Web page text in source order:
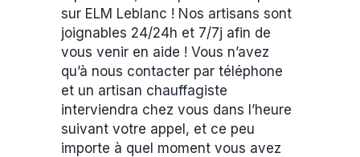
sur ELM Leblanc ! Nos artisans sont
joignables 24/24h et 7/7j afin de
vous venir en aide ! Vous n’avez
qu’à nous contacter par téléphone
et un artisan chauffagiste
interviendra chez vous dans l’heure
suivant votre appel, et ce peu
importe à quel moment vous avez